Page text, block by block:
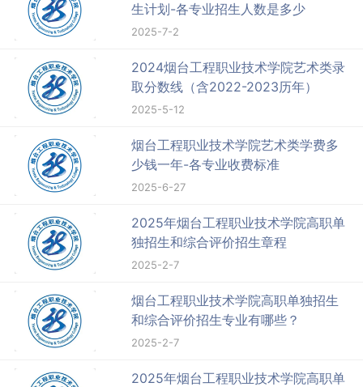
生计划-各专业招生人数是多少
2025-7-2
2024烟台工程职业技术学院艺术类录
取分数线（含2022-2023历年）
2025-5-12
烟台工程职业技术学院艺术类学费多
少钱一年-各专业收费标准
2025-6-27
2025年烟台工程职业技术学院高职单
独招生和综合评价招生章程
2025-2-7
烟台工程职业技术学院高职单独招生
和综合评价招生专业有哪些？
2025-2-7
2025年烟台工程职业技术学院高职单